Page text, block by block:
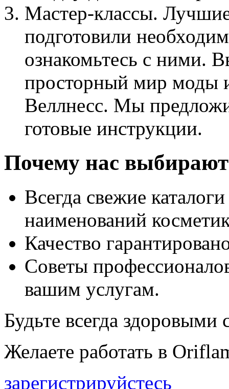
Мастер-классы.
подготовили
ознакомьтесь с ними.
просторный мир моды
Веллнесс. Мы
готовые инструкции.
Почему нас
Всегда свежие
наименований
Качество
Советы
вашим услугам.
Будьте всегда здоровыми
Желаете работать в
зарегистрируйстесь